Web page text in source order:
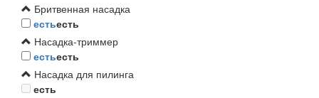
Бритвенная насадка
естьесть
Насадка-триммер
естьесть
Насадка для пилинга
есть